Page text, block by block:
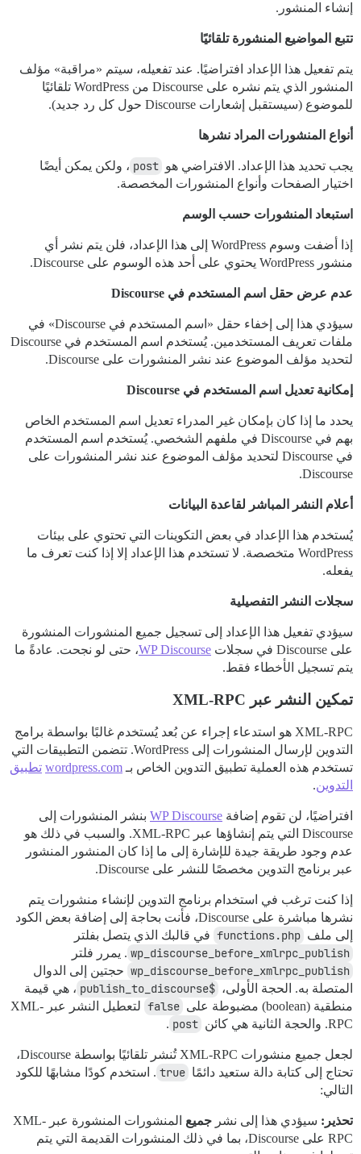
إنشاء المنشور.
تتبع المواضيع المنشورة تلقائيًا
يتم تفعيل هذا الإعداد افتراضيًا. عند تفعيله، سيتم «مراقبة» مؤلف
المنشور الذي يتم نشره على Discourse من WordPress تلقائيًا
للموضوع (سيستقبل إشعارات Discourse حول كل رد جديد).
أنواع المنشورات المراد نشرها
يجب تحديد هذا الإعداد. الافتراضي هو post ، ولكن يمكن أيضًا
اختيار الصفحات وأنواع المنشورات المخصصة.
استبعاد المنشورات حسب الوسم
إذا أضفت وسوم WordPress إلى هذا الإعداد، فلن يتم نشر أي
منشور WordPress يحتوي على أحد هذه الوسوم على Discourse.
عدم عرض حقل اسم المستخدم في Discourse
سيؤدي هذا إلى إخفاء حقل «اسم المستخدم في Discourse» في
ملفات تعريف المستخدمين. يُستخدم اسم المستخدم في Discourse
لتحديد مؤلف الموضوع عند نشر المنشورات على Discourse.
إمكانية تعديل اسم المستخدم في Discourse
يحدد ما إذا كان بإمكان غير المدراء تعديل اسم المستخدم الخاص
بهم في Discourse في ملفهم الشخصي. يُستخدم اسم المستخدم
في Discourse لتحديد مؤلف الموضوع عند نشر المنشورات على
Discourse.
أعلام النشر المباشر لقاعدة البيانات
يُستخدم هذا الإعداد في بعض التكوينات التي تحتوي على بيئات
WordPress متخصصة. لا تستخدم هذا الإعداد إلا إذا كنت تعرف ما
يفعله.
سجلات النشر التفصيلية
سيؤدي تفعيل هذا الإعداد إلى تسجيل جميع المنشورات المنشورة
على Discourse في سجلات
WP Discourse، حتى لو نجحت. عادةً ما
يتم تسجيل الأخطاء فقط.
تمكين النشر عبر XML-RPC
XML-RPC هو استدعاء إجراء عن بُعد يُستخدم غالبًا بواسطة برامج
التدوين لإرسال المنشورات إلى WordPress. تتضمن التطبيقات التي
تستخدم هذه العملية تطبيق التدوين الخاص بـ wordpress.com تطبيق
التدوين.
افتراضيًا، لن تقوم إضافة WP Discourse بنشر المنشورات إلى
Discourse التي يتم إنشاؤها عبر XML-RPC. والسبب في ذلك هو
عدم وجود طريقة جيدة للإشارة إلى ما إذا كان المنشور المنشور
عبر برنامج التدوين مخصصًا للنشر على Discourse.
إذا كنت ترغب في استخدام برنامج التدوين لإنشاء منشورات يتم
نشرها مباشرة على Discourse، فأنت بحاجة إلى إضافة بعض الكود
إلى ملف functions.php في قالبك الذي يتصل بفلتر
wp_discourse_before_xmlrpc_publish . يمرر فلتر
wp_discourse_before_xmlrpc_publish حجتين إلى الدوال
المتصلة به. الحجة الأولى، $publish_to_discourse
، هي قيمة
منطقية (boolean) مضبوطة على
false
لتعطيل النشر عبر XML-
RPC. والحجة الثانية هي كائن
post
.
لجعل جميع منشورات XML-RPC تُنشر تلقائيًا بواسطة Discourse،
تحتاج إلى كتابة دالة ستعيد دائمًا true . استخدم كودًا مشابهًا للكود
التالي:
تحذير: سيؤدي هذا إلى نشر جميع
المنشورات المنشورة عبر XML-
RPC على Discourse، بما في ذلك المنشورات القديمة التي يتم